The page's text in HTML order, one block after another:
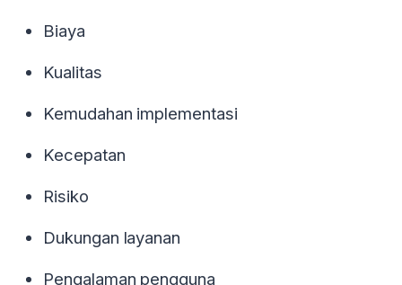
Biaya
Kualitas
Kemudahan implementasi
Kecepatan
Risiko
Dukungan layanan
Pengalaman pengguna
BASIC HR MANAGEMENT
12-13 Agustus 2026
dilaksanakan di Hotel di